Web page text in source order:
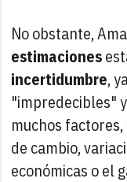
No obstante,
estimaciones
incertidumbre,
"impredecibles"
muchos
de cambio,
económicas o el